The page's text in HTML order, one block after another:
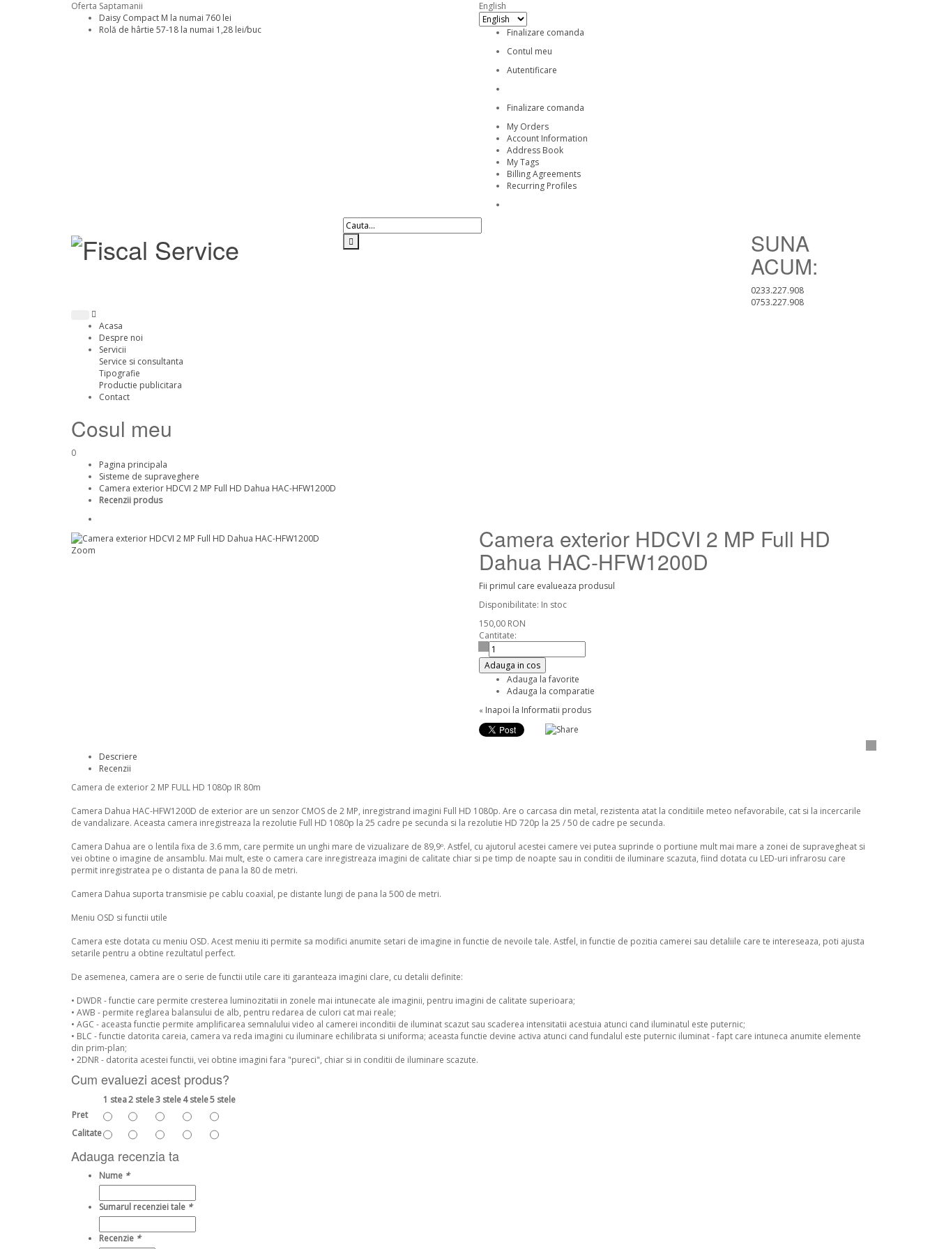
Oferta Saptamanii
Daisy Compact M la numai 760 lei
Rolă de hârtie 57-18 la numai 1,28 lei/buc
English
Finalizare comanda
Contul meu
Autentificare
Finalizare comanda
My Orders
Account Information
Address Book
My Tags
Billing Agreements
Recurring Profiles
SUNA
ACUM:
0233.227.908
0753.227.908
Acasa
Despre noi
Servicii
Service si consultanta
Tipografie
Productie publicitara
Contact
Cosul meu
0
Pagina principala
Sisteme de supraveghere
Camera exterior HDCVI 2 MP Full HD Dahua HAC-HFW1200D
Recenzii produs
Zoom Camera exterior HDCVI 2 MP Full HD
Dahua HAC-HFW1200D
Fii primul care evalueaza produsul
Disponibilitate: In stoc
150,00 RON
Cantitate:
Adauga in cos
Adauga la favorite
Adauga la comparatie
« Inapoi la Informatii produs
Descriere
Recenzii
Camera de exterior 2 MP FULL HD 1080p IR 80m
Camera Dahua HAC-HFW1200D de exterior are un senzor CMOS de 2 MP, inregistrand imagini Full HD 1080p. Are o carcasa din metal, rezistenta atat la conditiile meteo nefavorabile, cat si la incercarile
de vandalizare. Aceasta camera inregistreaza la rezolutie Full HD 1080p la 25 cadre pe secunda si la rezolutie HD 720p la 25 / 50 de cadre pe secunda.
Camera Dahua are o lentila fixa de 3.6 mm, care permite un unghi mare de vizualizare de 89,9º. Astfel, cu ajutorul acestei camere vei putea suprinde o portiune mult mai mare a zonei de supravegheat si
vei obtine o imagine de ansamblu. Mai mult, este o camera care inregistreaza imagini de calitate chiar si pe timp de noapte sau in conditii de iluminare scazuta, fiind dotata cu LED-uri infrarosu care
permit inregistratea pe o distanta de pana la 80 de metri.
Camera Dahua suporta transmisie pe cablu coaxial, pe distante lungi de pana la 500 de metri.
Meniu OSD si functii utile
Camera este dotata cu meniu OSD. Acest meniu iti permite sa modifici anumite setari de imagine in functie de nevoile tale. Astfel, in functie de pozitia camerei sau detaliile care te intereseaza, poti ajusta
setarile pentru a obtine rezultatul perfect.
De asemenea, camera are o serie de functii utile care iti garanteaza imagini clare, cu detalii definite:
• DWDR - functie care permite cresterea luminozitatii in zonele mai intunecate ale imaginii, pentru imagini de calitate superioara;
• AWB - permite reglarea balansului de alb, pentru redarea de culori cat mai reale;
• AGC - aceasta functie permite amplificarea semnalului video al camerei inconditii de iluminat scazut sau scaderea intensitatii acestuia atunci cand iluminatul este puternic;
• BLC - functie datorita careia, camera va reda imagini cu iluminare echilibrata si uniforma; aceasta functie devine activa atunci cand fundalul este puternic iluminat - fapt care intuneca anumite elemente
din prim-plan;
• 2DNR - datorita acestei functii, vei obtine imagini fara "pureci", chiar si in conditii de iluminare scazute.
Cum evaluezi acest produs?
1 stea2 stele3 stele4 stele5 stele
Pret
Calitate
Adauga recenzia ta
Nume *
Sumarul recenziei tale *
Recenzie *